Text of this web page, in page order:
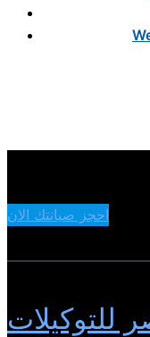
احجز صيانتك الان
للتوكيلات